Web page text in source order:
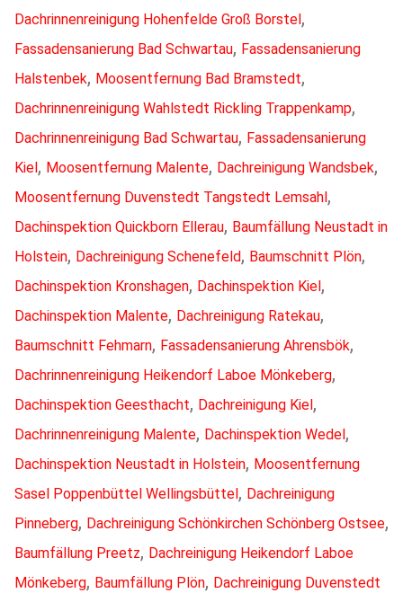
Dachrinnenreinigung Hohenfelde Groß Borstel,
Fassadensanierung Bad Schwartau, Fassadensanierung
Halstenbek, Moosentfernung Bad Bramstedt,
Dachrinnenreinigung Wahlstedt Rickling Trappenkamp,
Dachrinnenreinigung Bad Schwartau, Fassadensanierung
Kiel, Moosentfernung Malente, Dachreinigung Wandsbek,
Moosentfernung Duvenstedt Tangstedt Lemsahl,
Dachinspektion Quickborn Ellerau, Baumfällung Neustadt in
Holstein, Dachreinigung Schenefeld, Baumschnitt Plön,
Dachinspektion Kronshagen, Dachinspektion Kiel,
Dachinspektion Malente, Dachreinigung Ratekau,
Baumschnitt Fehmarn, Fassadensanierung Ahrensbök,
Dachrinnenreinigung Heikendorf Laboe Mönkeberg,
Dachinspektion Geesthacht, Dachreinigung Kiel,
Dachrinnenreinigung Malente, Dachinspektion Wedel,
Dachinspektion Neustadt in Holstein, Moosentfernung
Sasel Poppenbüttel Wellingsbüttel, Dachreinigung
Pinneberg, Dachreinigung Schönkirchen Schönberg Ostsee,
Baumfällung Preetz, Dachreinigung Heikendorf Laboe
Mönkeberg, Baumfällung Plön, Dachreinigung Duvenstedt